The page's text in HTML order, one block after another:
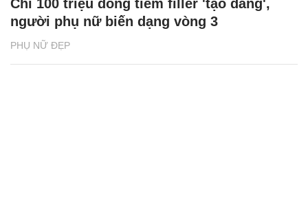
PHỤ NỮ ĐẸP
Chi 100 triệu đồng tiêm filler 'tạo dáng',
người phụ nữ biến dạng vòng 3